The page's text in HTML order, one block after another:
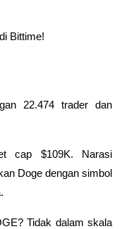
di Bittime!
22.474 trader dan
cap $109K. Narasi
Doge dengan simbol
Tidak dalam skala